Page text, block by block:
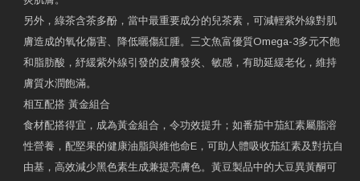
另外，綠茶含茶多酚，當中最重要成分的兒茶素，可減輕紫外線對肌
膚造成的氧化傷害、降低曬傷紅腫。三文魚富優質Omega-3多元不飽
和脂肪酸，紓緩紫外線引發的皮膚發炎、敏感，有助延緩老化，維持
膚質水潤飽滿。
相互配搭 黃金組合
食材配搭得宜，成為黃金組合，令功效提升；如番茄中茄紅素屬脂溶
性營養，配堅果的健康油脂與維他命E，可助人體吸收茄紅素及對抗自
由基，高效減少黑色素生成兼提亮膚色。黃豆製品中的大豆異黃酮可